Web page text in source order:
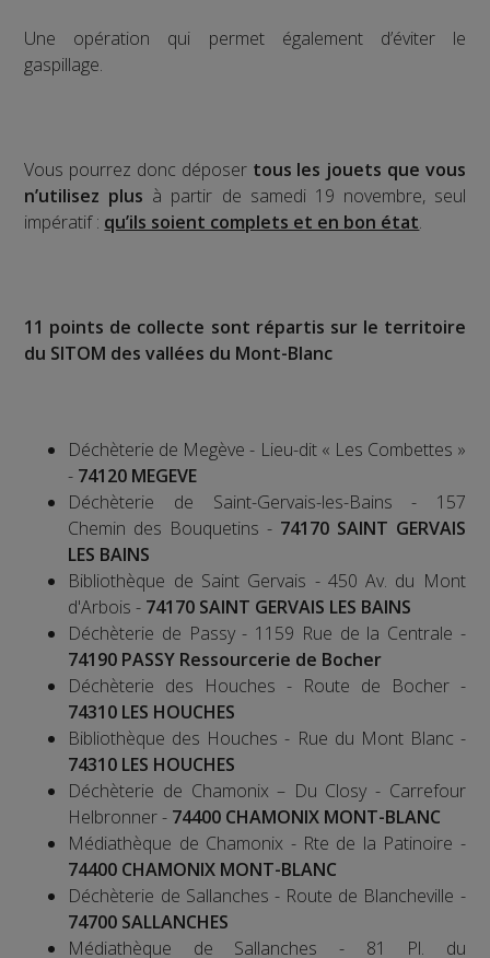
Une opération qui permet également d’éviter le
gaspillage.
Vous pourrez donc déposertous les jouets que vous
n’utilisez plus à partir de samedi 19 novembre, seul
impératif : qu’ils soient complets et en bon état.
11 points de collecte sont répartis sur le territoire
du SITOM des vallées du Mont-Blanc
Déchèterie de Megève - Lieu-dit « Les Combettes »
- 74120 MEGEVE
Déchèterie de Saint-Gervais-les-Bains - 157
Chemin des Bouquetins - 74170 SAINT GERVAIS
LES BAINS
Bibliothèque de Saint Gervais - 450 Av. du Mont
d'Arbois - 74170 SAINT GERVAIS LES BAINS
Déchèterie de Passy - 1159 Rue de la Centrale -
74190 PASSY Ressourcerie de Bocher
Déchèterie des Houches - Route de Bocher -
74310 LES HOUCHES
Bibliothèque des Houches - Rue du Mont Blanc -
74310 LES HOUCHES
Déchèterie de Chamonix – Du Closy - Carrefour
Helbronner - 74400 CHAMONIX MONT-BLANC
Médiathèque de Chamonix - Rte de la Patinoire -
74400 CHAMONIX MONT-BLANC
Déchèterie de Sallanches - Route de Blancheville -
74700 SALLANCHES
Médiathèque de Sallanches - 81 Pl. du